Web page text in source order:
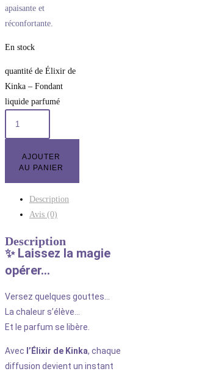
apaisante et
réconfortante.
En stock
quantité de Élixir de
Kinka – Fondant
liquide parfumé
AJOUTER
AU PANIER
Description
Avis (0)
Description
✨ Laissez la magie
opérer…
Versez quelques gouttes…
La chaleur s’élève…
Et le parfum se libère.
Avec l’Élixir de Kinka, chaque
diffusion devient un instant